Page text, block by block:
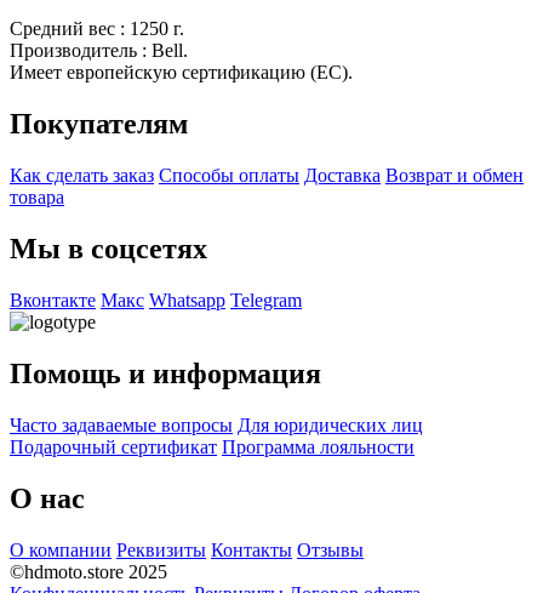
Средний вес : 1250 г.
Производитель : Bell.
Имеет европейскую сертификацию (EC).
Покупателям
Как сделать заказ Способы оплаты Доставка Возврат и обмен
товара
Мы в соцсетях
Вконтакте Макс Whatsapp Telegram
Помощь и информация
Часто задаваемые вопросы Для юридических лиц
Подарочный сертификат Программа лояльности
О нас
О компании Реквизиты Контакты Отзывы
©hdmoto.store 2025